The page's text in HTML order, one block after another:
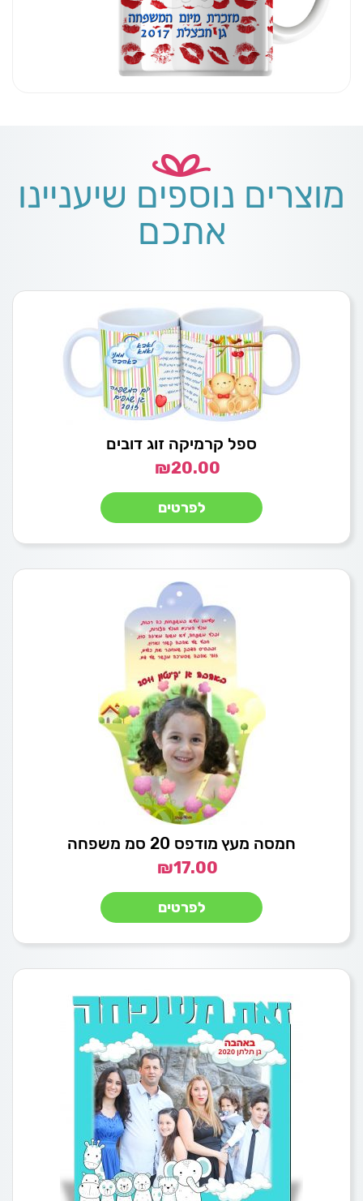
מוצרים נוספים שיעניינו
אתכם
ספל קרמיקה זוג דובים
₪20.00
לפרטים
חמסה מעץ מודפס 20 סמ משפחה
₪17.00
לפרטים